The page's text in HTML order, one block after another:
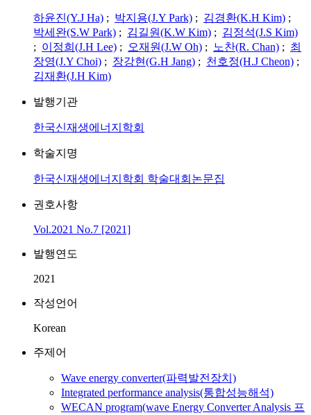
하윤진(Y.J Ha) ; 박지용(J.Y Park) ; 김경환(K.H Kim) ;
박세완(S.W Park) ; 김길원(K.W Kim) ; 김정석(J.S Kim)
; 이정희(J.H Lee) ; 오재원(J.W Oh) ; 노찬(R. Chan) ; 최
장영(J.Y Choi) ; 장강현(G.H Jang) ; 천호정(H.J Cheon) ;
김재환(J.H Kim)
발행기관
한국신재생에너지학회
학술지명
한국신재생에너지학회 학술대회논문집
권호사항
Vol.2021 No.7 [2021]
발행연도
2021
작성언어
Korean
주제어
Wave energy converter(파력발전장치)
Integrated performance analysis(통합성능해석)
WECAN program(wave Energy Converter Analysis 프